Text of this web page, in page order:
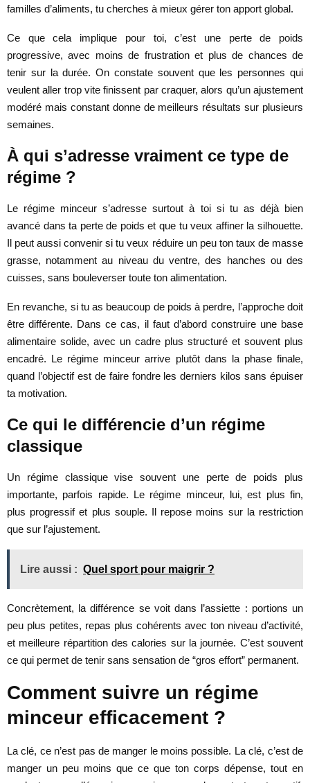
familles d’aliments, tu cherches à mieux gérer ton apport global.
Ce que cela implique pour toi, c’est une perte de poids
progressive, avec moins de frustration et plus de chances de
tenir sur la durée. On constate souvent que les personnes qui
veulent aller trop vite finissent par craquer, alors qu’un ajustement
modéré mais constant donne de meilleurs résultats sur plusieurs
semaines.
À qui s’adresse vraiment ce type de
régime ?
Le régime minceur s’adresse surtout à toi si tu as déjà bien
avancé dans ta perte de poids et que tu veux affiner la silhouette.
Il peut aussi convenir si tu veux réduire un peu ton taux de masse
grasse, notamment au niveau du ventre, des hanches ou des
cuisses, sans bouleverser toute ton alimentation.
En revanche, si tu as beaucoup de poids à perdre, l’approche doit
être différente. Dans ce cas, il faut d’abord construire une base
alimentaire solide, avec un cadre plus structuré et souvent plus
encadré. Le régime minceur arrive plutôt dans la phase finale,
quand l’objectif est de faire fondre les derniers kilos sans épuiser
ta motivation.
Ce qui le différencie d’un régime
classique
Un régime classique vise souvent une perte de poids plus
importante, parfois rapide. Le régime minceur, lui, est plus fin,
plus progressif et plus souple. Il repose moins sur la restriction
que sur l’ajustement.
Lire aussi : Quel sport pour maigrir ?
Concrètement, la différence se voit dans l’assiette : portions un
peu plus petites, repas plus cohérents avec ton niveau d’activité,
et meilleure répartition des calories sur la journée. C’est souvent
ce qui permet de tenir sans sensation de “gros effort” permanent.
Comment suivre un régime
minceur efficacement ?
La clé, ce n’est pas de manger le moins possible. La clé, c’est de
manger un peu moins que ce que ton corps dépense, tout en